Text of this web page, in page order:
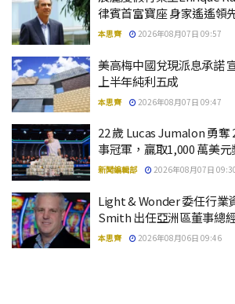
律賓首富寶座 身家遙遙領
本思齊 2026年08月07日 09:57
美高梅中國兌現派息承諾
上半年純利五成
本思齊 2026年08月07日 09:47
22 歲 Lucas Jumalon 勇奪
事冠軍，贏取1,000 萬美元
新聞編輯部 2026年08月07日
Light & Wonder 委任行業
Smith 出任亞洲區董事總
本思齊 2026年08月06日 09:46